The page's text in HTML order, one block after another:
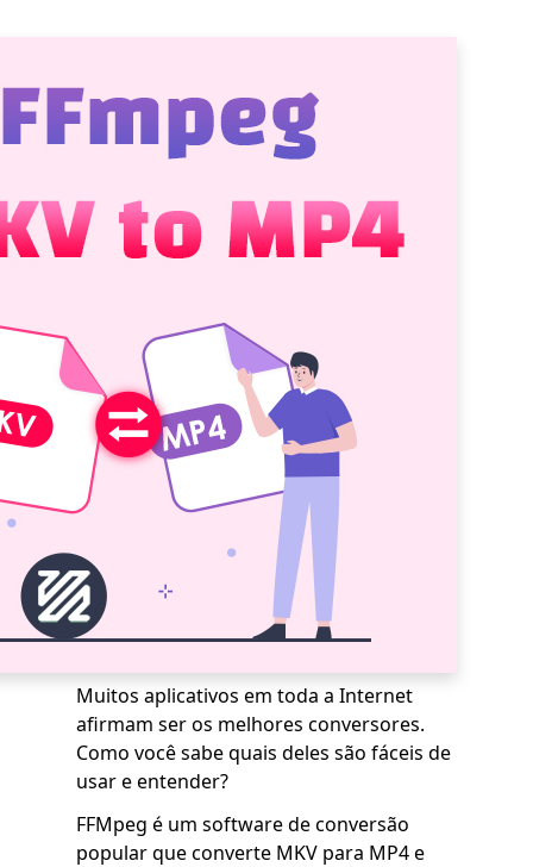
Muitos aplicativos em toda a Internet
afirmam ser os melhores conversores.
Como você sabe quais deles são fáceis de
usar e entender?
FFMpeg é um software de conversão
popular que converte MKV para MP4 e